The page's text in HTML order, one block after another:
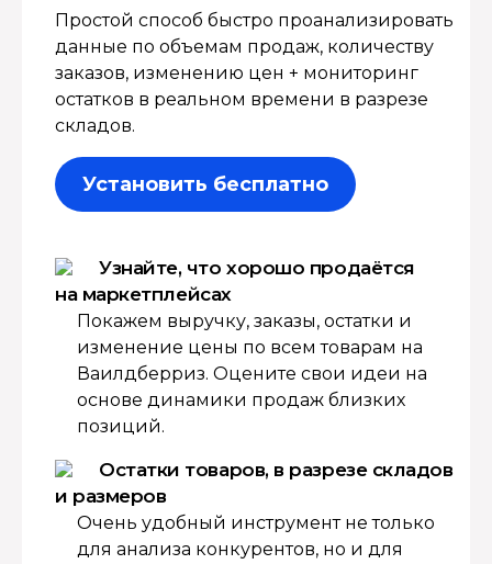
Простой способ быстро проанализировать
данные по объемам продаж, количеству
заказов, изменению цен + мониторинг
остатков в реальном времени в разрезе
складов.
Установить бесплатно
Узнайте, что хорошо продаётся
на маркетплейсах
Покажем выручку, заказы, остатки и
изменение цены по всем товарам на
Ваилдберриз. Оцените свои идеи на
основе динамики продаж близких
позиций.
Остатки товаров, в разрезе складов
и размеров
Очень удобный инструмент не только
для анализа конкурентов, но и для